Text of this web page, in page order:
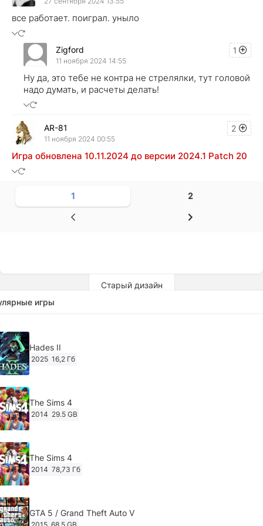
все работает. поиграл. уныло
1
Zigford
11 ноября 2024 14:55
Ну да, это тебе не контра не стрелялки, тут головой
надо думать, и расчеты делать!
2
AR-81
11 ноября 2024 00:55
Игра обновлена 10.11.2024 до версии 2024.1 Patch 20
1 2
Старый дизайн
игры
Hades II
2025 16,2 Гб
The Sims 4
2014 29.5 GB
The Sims 4
2014 78,73 Гб
GTA 5 / Grand Theft Auto V